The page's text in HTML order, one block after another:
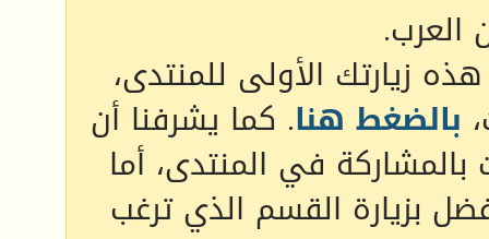
العرب.
زيارتك الأولى للمنتدى،
بالضغط هنا. كما يشرفنا أن
بالمشاركة في المنتدى، أما
بزيارة القسم الذي ترغب